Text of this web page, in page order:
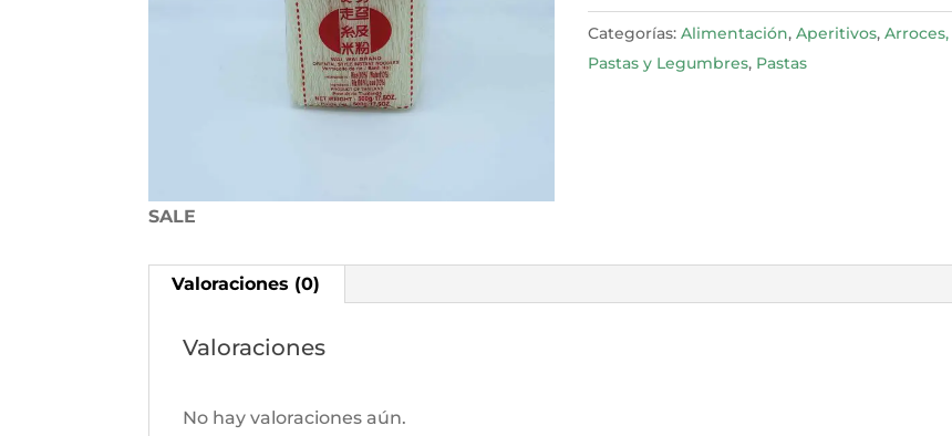
SALE
Wai
cantidad
Categorías:Alimentación,Aperitivos,Arroces,
Pastas y Legumbres, Pastas
Valoraciones (0)
Valoraciones
No hay valoraciones aún.